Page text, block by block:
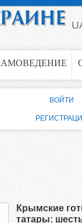
Крымские
татары:
ВОЙТИ